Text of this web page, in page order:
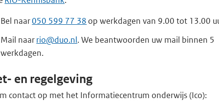
Bel naar050 599 77 38 op werkdagen van 9.00 tot 13.00
Mail naarrio@duo.nl. We beantwoorden uw mail binnen 5
werkdagen.
en regelgeving
contact op met het Informatiecentrum onderwijs (Ico):